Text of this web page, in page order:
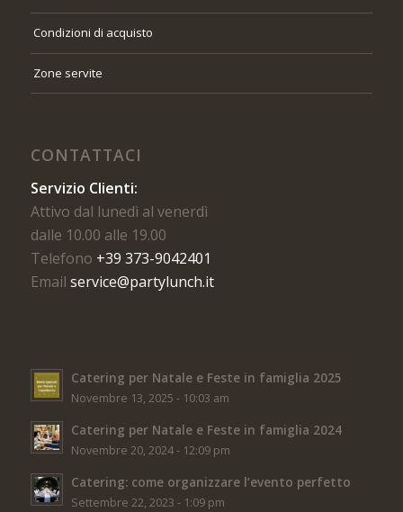
Condizioni di acquisto
Zone servite
CONTATTACI
Servizio Clienti:
Attivo dal lunedì al venerdì
dalle 10.00 alle 19.00
Telefono +39 373-9042401
Email service@partylunch.it
Catering per Natale e Feste in famiglia 2025
Novembre 13, 2025 - 10:03 am
Catering per Natale e Feste in famiglia 2024
Novembre 20, 2024 - 12:09 pm
Catering: come organizzare l’evento perfetto
Settembre 22, 2023 - 1:09 pm